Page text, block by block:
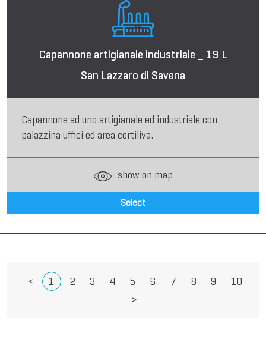
Capannone artigianale industriale _ 19 L
San Lazzaro di Savena
Capannone ad uno artigianale ed industriale con
palazzina uffici ed area cortiliva.
show on map
Select
< 1 2 3 4 5 6 7 8 9
10
>